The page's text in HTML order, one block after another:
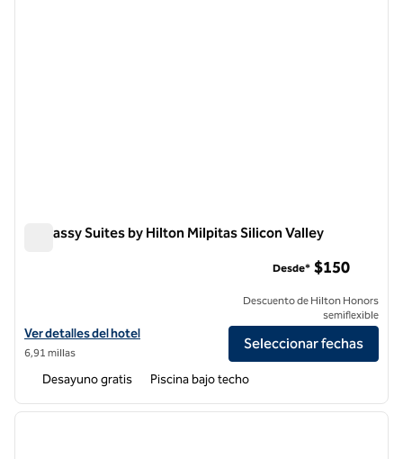
Embassy Suites by Hilton Milpitas Silicon Valley
Ver detalles del hotel Embassy Suites by Hilton Milpitas Silicon Valley
Ver detalles del hotel
6,91 millas
Desde* $150
Descuento de Hilton Honors
semiflexible
Seleccionar fechas
Desayuno gratis Piscina bajo techo
1 de 12